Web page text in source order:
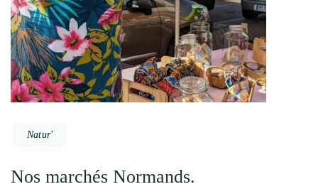
Natur'
Nos marchés Normands.